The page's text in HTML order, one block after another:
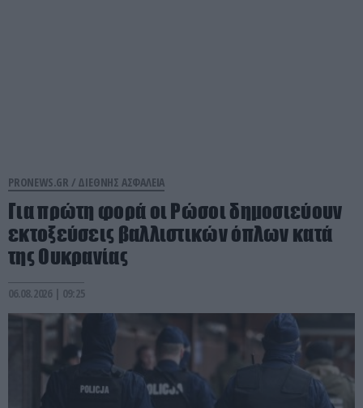
PRONEWS.GR / ΔΙΕΘΝΗΣ ΑΣΦΑΛΕΙΑ
Για πρώτη φορά οι Ρώσοι δημοσιεύουν
εκτοξεύσεις βαλλιστικών όπλων κατά
της Ουκρανίας
06.08.2026 | 09:25